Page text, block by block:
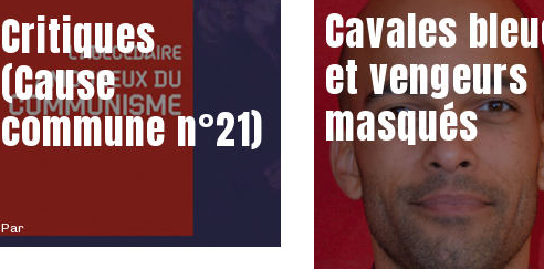
Cavales
et vengeurs
masqués
Par
Critiques
(Cause
commune n°21)